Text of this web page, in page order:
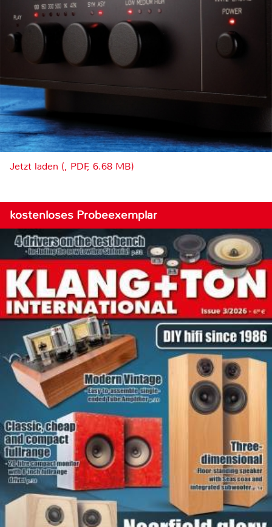
Jetzt laden (, PDF, 6.68 MB)
kostenloses Probeexemplar